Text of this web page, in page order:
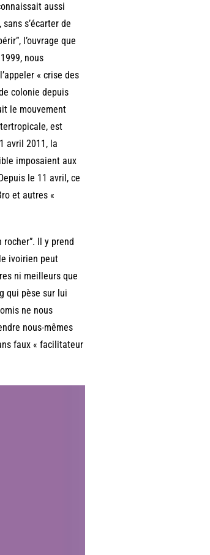
aussi
s’écarter de
l’ouvrage que
nous
« crise des
colonie depuis
le mouvement
est
avril 2011, la
imposaient aux
le 11 avril, ce
et autres «
rocher”. Il y prend
ivoirien peut
ni meilleurs que
qui pèse sur lui
ne nous
nous-mêmes
faux « facilitateur